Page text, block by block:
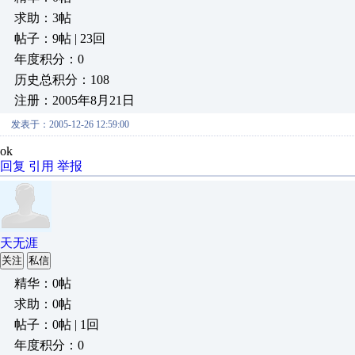
求助：3帖
帖子：9帖 | 23回
年度积分：0
历史总积分：108
注册：2005年8月21日
发表于：2005-12-26 12:59:00
ok
回复 引用 举报
天无涯
关注 私信
精华：0帖
求助：0帖
帖子：0帖 | 1回
年度积分：0